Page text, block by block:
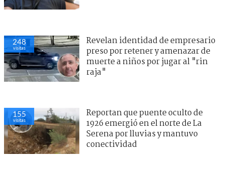
248
visitas
Revelan identidad de empresario
preso por retener y amenazar de
muerte a niños por jugar al "rin
raja"
155
visitas
Reportan que puente oculto de
1926 emergió en el norte de La
Serena por lluvias y mantuvo
conectividad